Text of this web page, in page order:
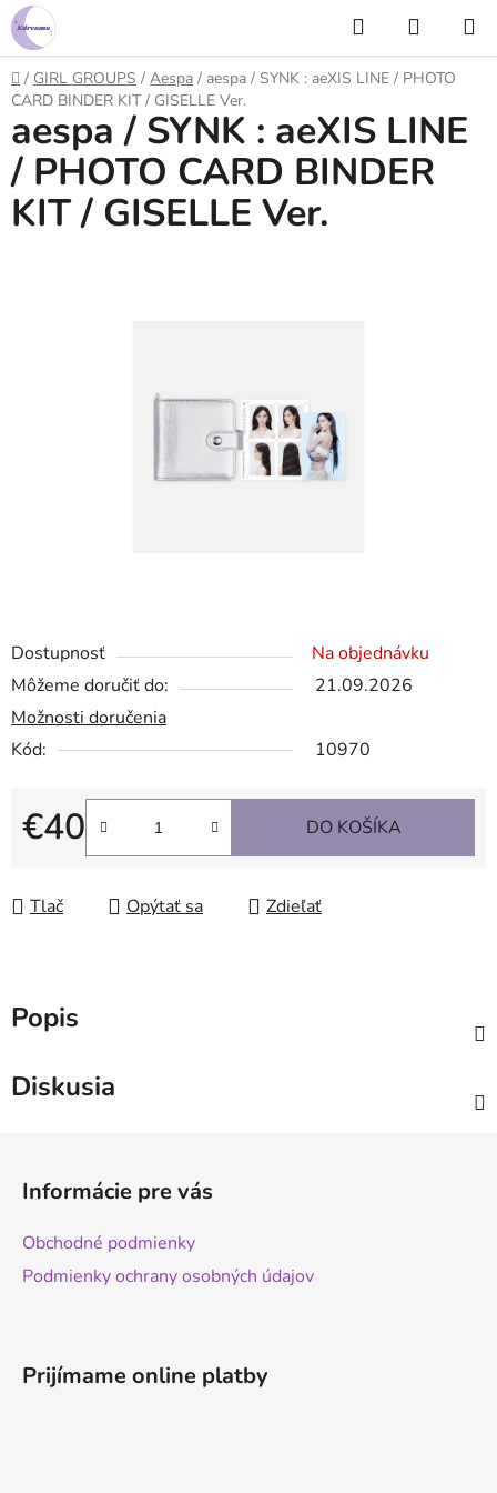
Prejsť
na
obsah
Hľadať
KOŠÍK
Domov
/ GIRL GROUPS / Aespa / aespa / SYNK : aeXIS LINE / PHOTO
CARD BINDER KIT / GISELLE Ver.
Dostupnosť
Na objednávku
Môžeme doručiť do:
21.09.2026
Možnosti doručenia
Kód:
10970
€40
Jednotková cena:
DO KOŠÍKA
Tlač Opýtať sa Zdieľať
aespa / SYNK : aeXIS LINE
/ PHOTO CARD BINDER
KIT / GISELLE Ver.
Popis
Diskusia
Informácie pre vás
Obchodné podmienky
Podmienky ochrany osobných údajov
Prijímame online platby